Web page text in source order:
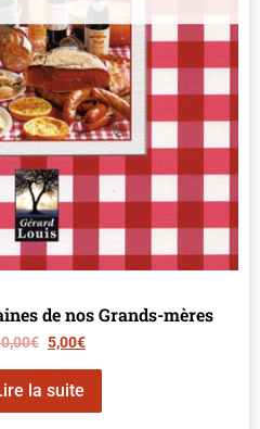
de nos Grands-mères
€ 5,00€
la suite